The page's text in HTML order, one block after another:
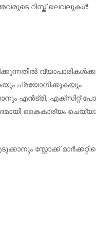
അവരുടെ റിസ്ക് ലെവലുകൾ
പ്രയോഗിക്കുകയും
എൻട്രി, എക്സിറ്റ്
കൈകാര്യം
സ്റ്റോക്ക്